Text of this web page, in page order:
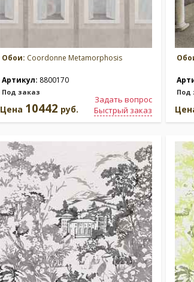
Обои: Coordonne Metamorphosis
Артикул: 8800170
Под заказ
Задать вопрос
Быстрый заказ
Цена 10442 руб.
Под